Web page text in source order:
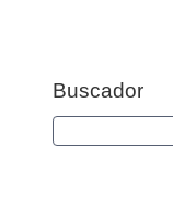
Buscador